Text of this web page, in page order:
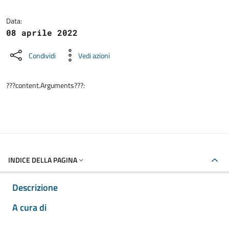
Data:
08 aprile 2022
Condividi Vedi azioni
???content.Arguments???:
INDICE DELLA PAGINA
Descrizione
A cura di